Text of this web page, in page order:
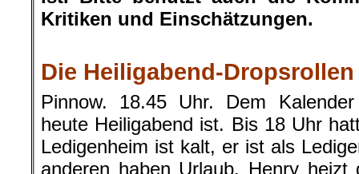
Kritiken und Einschätzungen.
Die Heiligabend-Dropsrollen
Pinnow. 18.45 Uhr. Dem
heute Heiligabend ist. Bis 18 Uhr
Ledigenheim ist kalt, er ist als
anderen haben Urlaub. Henry